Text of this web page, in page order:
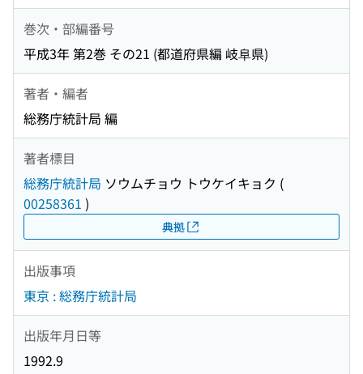
巻次・部編番号
平成3年 第2巻 その21 (都道府県編 岐阜県)
著者・編者
総務庁統計局 編
著者標目
総務庁統計局 ソウムチョウ トウケイキョク (
00258361 )
典拠
出版事項
東京 : 総務庁統計局
出版年月日等
1992.9